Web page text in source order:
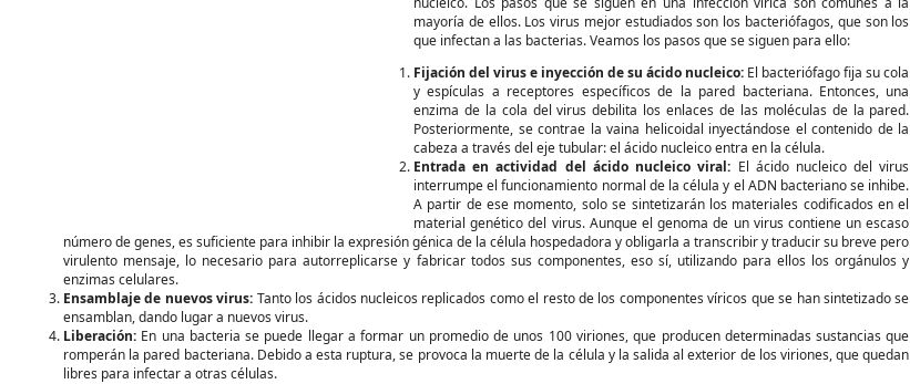
mayoría de ellos. Los virus mejor estudiados son los bacteriófagos, que son los
que infectan a las bacterias. Veamos los pasos que se siguen para ello:
Fijación del virus e inyección de su ácido nucleico: El bacteriófago fija su cola
y espículas a receptores específicos de la pared bacteriana. Entonces, una
enzima de la cola del virus debilita los enlaces de las moléculas de la pared.
Posteriormente, se contrae la vaina helicoidal inyectándose el contenido de la
cabeza a través del eje tubular: el ácido nucleico entra en la célula.
Entrada en actividad del ácido nucleico viral: El ácido nucleico del virus
interrumpe el funcionamiento normal de la célula y el ADN bacteriano se inhibe.
A partir de ese momento, solo se sintetizarán los materiales codificados en el
material genético del virus. Aunque el genoma de un virus contiene un escaso
número de genes, es suficiente para inhibir la expresión génica de la célula hospedadora y obligarla a transcribir y traducir su breve pero
virulento mensaje, lo necesario para autorreplicarse y fabricar todos sus componentes, eso sí, utilizando para ellos los orgánulos y
enzimas celulares.
Ensamblaje de nuevos virus: Tanto los ácidos nucleicos replicados como el resto de los componentes víricos que se han sintetizado se
ensamblan, dando lugar a nuevos virus.
Liberación: En una bacteria se puede llegar a formar un promedio de unos 100 viriones, que producen determinadas sustancias que
romperán la pared bacteriana. Debido a esta ruptura, se provoca la muerte de la célula y la salida al exterior de los viriones, que quedan
libres para infectar a otras células.